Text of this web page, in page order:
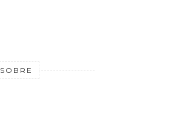
SOBRE